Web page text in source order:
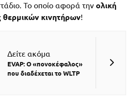
Το οποίο αφορά την ολική
κινητήρων!
Δείτε ακόμα
EVAP: Ο «πονοκέφαλος»
που διαδέχεται το WLTP